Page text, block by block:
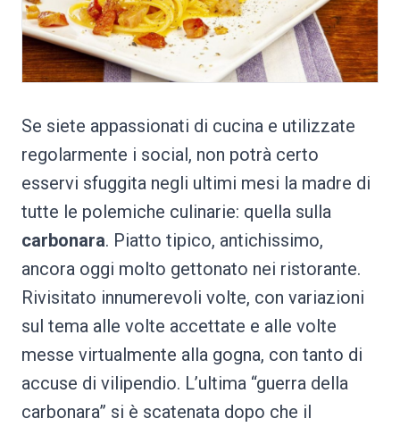
Se siete appassionati di cucina e utilizzate
regolarmente i social, non potrà certo
esservi sfuggita negli ultimi mesi la madre di
tutte le polemiche culinarie: quella sulla
carbonara. Piatto tipico, antichissimo,
ancora oggi molto gettonato nei ristorante.
Rivisitato innumerevoli volte, con variazioni
sul tema alle volte accettate e alle volte
messe virtualmente alla gogna, con tanto di
accuse di vilipendio. L’ultima “guerra della
carbonara” si è scatenata dopo che il